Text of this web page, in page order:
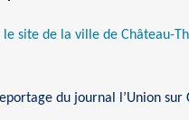
site de la ville de Château-
du journal l’Union sur